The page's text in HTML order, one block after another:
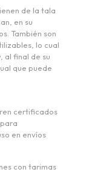
de la tala
en su
También son
lo cual
al final de su
que puede
certificados
en envíos
con tarimas